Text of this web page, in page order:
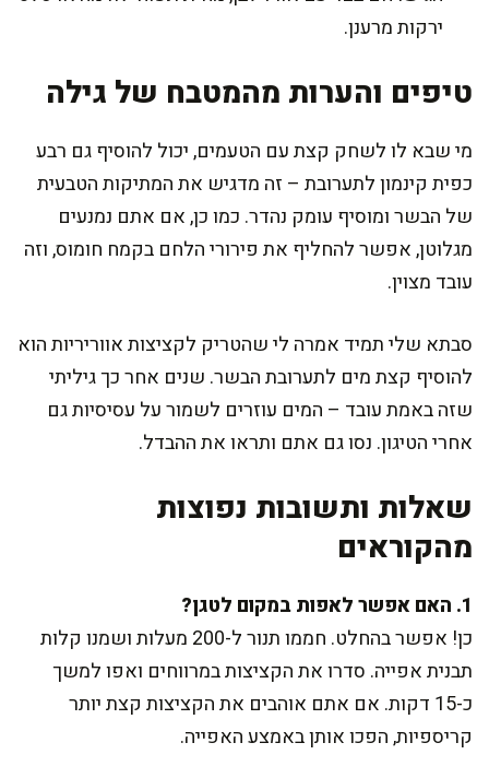
ירקות מרענן.
טיפים והערות מהמטבח של גילה
מי שבא לו לשחק קצת עם הטעמים, יכול להוסיף גם רבע
כפית קינמון לתערובת – זה מדגיש את המתיקות הטבעית
של הבשר ומוסיף עומק נהדר. כמו כן, אם אתם נמנעים
מגלוטן, אפשר להחליף את פירורי הלחם בקמח חומוס, וזה
עובד מצוין.
סבתא שלי תמיד אמרה לי שהטריק לקציצות אווריריות הוא
להוסיף קצת מים לתערובת הבשר. שנים אחר כך גיליתי
שזה באמת עובד – המים עוזרים לשמור על עסיסיות גם
אחרי הטיגון. נסו גם אתם ותראו את ההבדל.
שאלות ותשובות נפוצות
מהקוראים
1. האם אפשר לאפות במקום לטגן?
כן! אפשר בהחלט. חממו תנור ל-200 מעלות ושמנו קלות
תבנית אפייה. סדרו את הקציצות במרווחים ואפו למשך
כ-15 דקות. אם אתם אוהבים את הקציצות קצת יותר
קריספיות, הפכו אותן באמצע האפייה.